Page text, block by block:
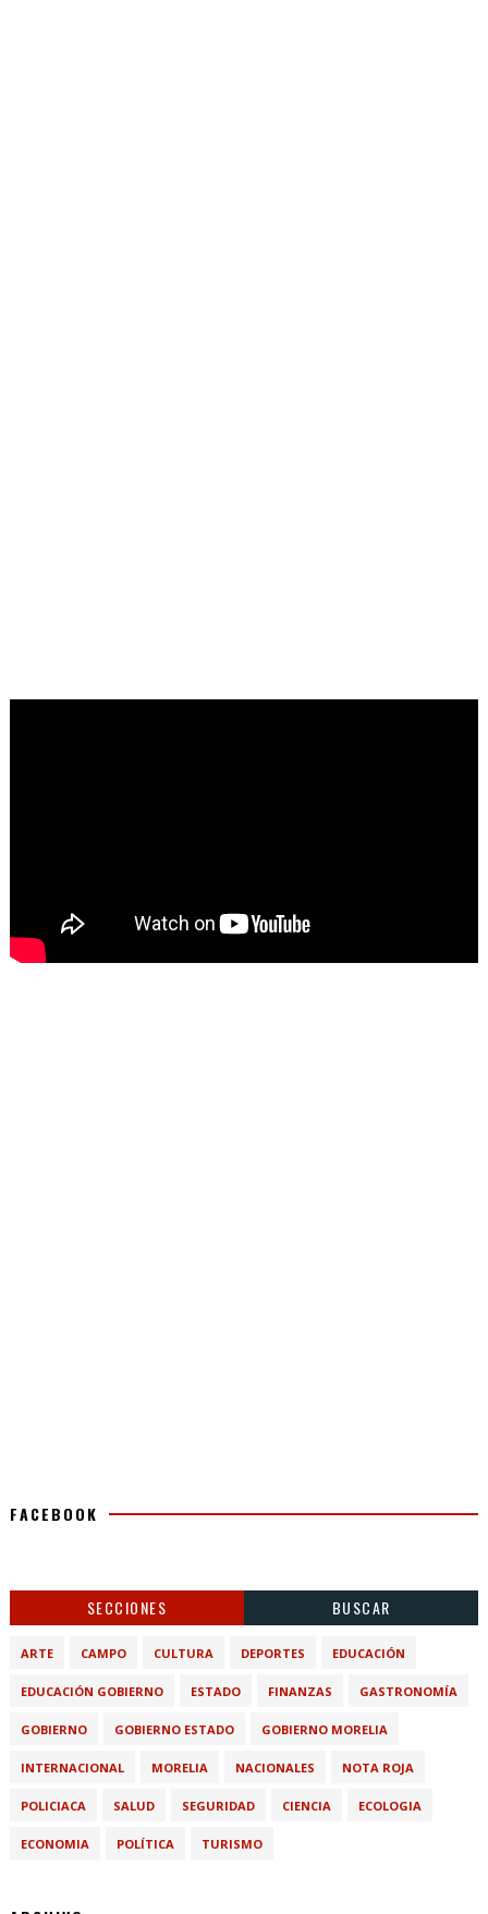
FACEBOOK
SECCIONES BUSCAR
ARTE CAMPO CULTURA DEPORTES EDUCACIÓN
EDUCACIÓN GOBIERNO ESTADO FINANZAS GASTRONOMÍA
GOBIERNO GOBIERNO ESTADO GOBIERNO MORELIA
INTERNACIONAL MORELIA NACIONALES NOTA ROJA
POLICIACA SALUD SEGURIDAD CIENCIA ECOLOGIA
ECONOMIA POLÍTICA TURISMO